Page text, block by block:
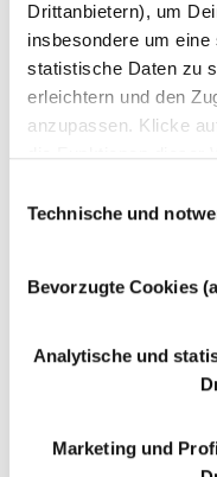
Drittanbietern), um
insbesondere um
statistische Daten zu
erleichtern und den
anzupassen. Klicke
die Funktionen dieser
der verschiedenen
auszuwählen, die
ohne Angabe von
rechts auf "X". Für
Technische und
Bevorzugte Cookies
Analytische und
Marketing und
ab
pro Monat exkl. MwSt.
Aktivierung
kostenlos.
September
und/oder